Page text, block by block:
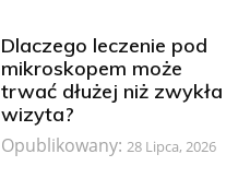
Dlaczego leczenie pod
mikroskopem może
trwać dłużej niż zwykła
wizyta?
Opublikowany:28 Lipca, 2026